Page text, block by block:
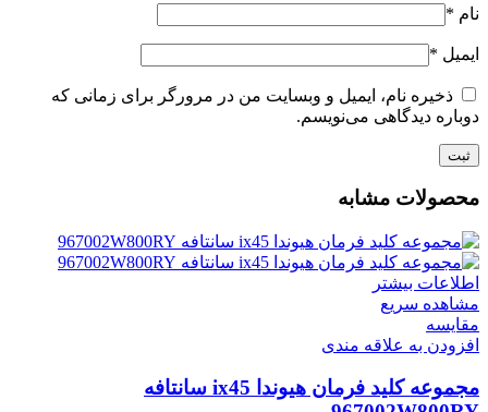
نام *
ایمیل *
ذخیره نام، ایمیل و وبسایت من در مرورگر برای زمانی که
دوباره دیدگاهی می‌نویسم.
محصولات مشابه
اطلاعات بیشتر
مشاهده سریع
مقایسه
افزودن به علاقه مندی
مجموعه کلید فرمان هیوندا ix45 سانتافه